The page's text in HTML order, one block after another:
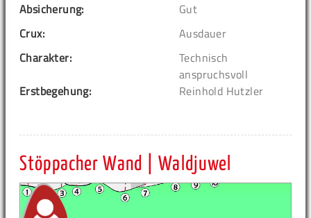
Absicherung:
Gut
Crux:
Ausdauer
Charakter:
Technisch
anspruchsvoll
Erstbegehung:
Reinhold Hutzler
Stöppacher Wand | Waldjuwel